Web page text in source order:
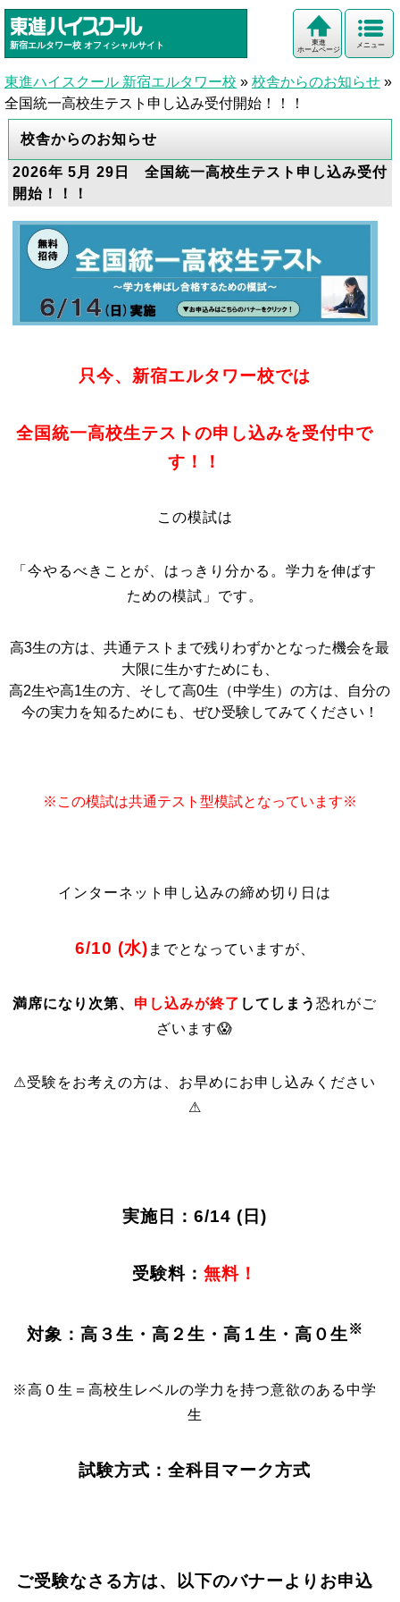
新宿エルタワー校 オフィシャルサイト メニュー
東進
ホームページ
東進ハイスクール 新宿エルタワー校 » 校舎からのお知らせ »
全国統一高校生テスト申し込み受付開始！！！
校舎からのお知らせ
2026年 5月 29日 全国統一高校生テスト申し込み受付
開始！！！
只今、新宿エルタワー校では
全国統一高校生テストの申し込みを受付中で
す！！
この模試は
「今やるべきことが、はっきり分かる。学力を伸ばす
ための模試」です。
高3生の方は、共通テストまで残りわずかとなった機会を最
大限に生かすためにも、
高2生や高1生の方、そして高0生（中学生）の方は、自分の
今の実力を知るためにも、ぜひ受験してみてください！
※この模試は共通テスト型模試となっています※
インターネット申し込みの締め切り日は
6/10 (水) までとなっていますが、
満席になり次第、 申し込みが終了 してしまう恐れがご
ざいます😱
⚠受験をお考えの方は、お早めにお申し込みください
⚠
実施日：6/14 (日)
受験料：無料！
対象：高３生・高２生・高１生・高０生 ※
※高０生＝高校生レベルの学力を持つ意欲のある中学
生
試験方式：全科目マーク方式
ご受験なさる方は、以下のバナーよりお申込